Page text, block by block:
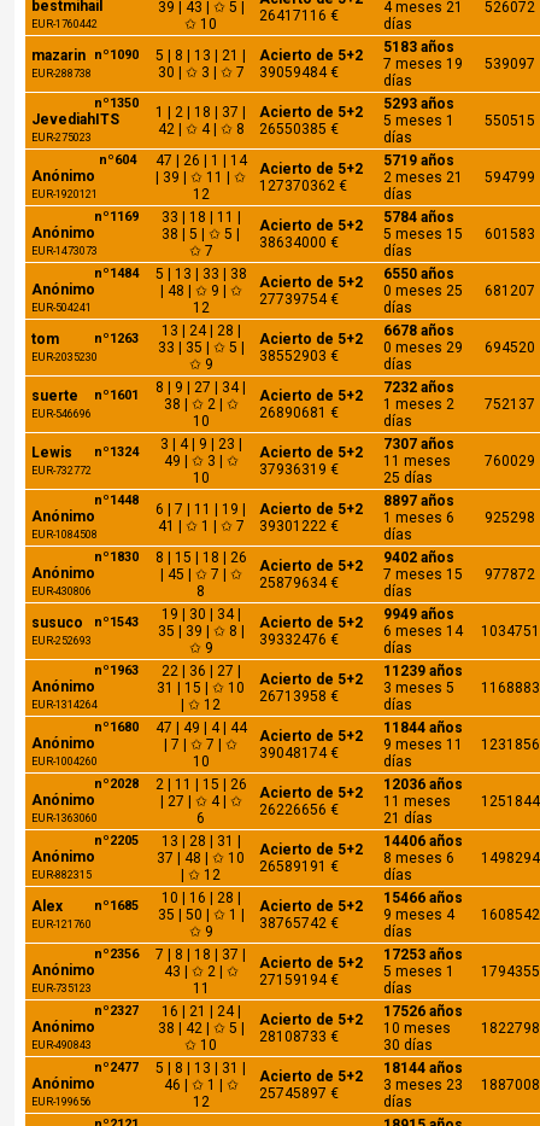
bestmihail
EUR-1760442
39 | 43 | ✩ 5 |
✩ 10
26417116 €
4 meses 21
días
526072
nº1090
mazarin
EUR-288738
5 | 8 | 13 | 21 |
30 | ✩ 3 | ✩ 7
Acierto de 5+2
39059484 €
5183 años
7 meses 19
días
539097
nº1350
JevediahITS
EUR-275023
1 | 2 | 18 | 37 |
42 | ✩ 4 | ✩ 8
Acierto de 5+2
26550385 €
5293 años
5 meses 1
días
550515
nº604
Anónimo
EUR-1920121
47 | 26 | 1 | 14
| 39 | ✩ 11 | ✩
12
Acierto de 5+2
127370362 €
5719 años
2 meses 21
días
594799
nº1169
Anónimo
EUR-1473073
33 | 18 | 11 |
38 | 5 | ✩ 5 |
✩ 7
Acierto de 5+2
38634000 €
5784 años
5 meses 15
días
601583
nº1484
Anónimo
EUR-504241
5 | 13 | 33 | 38
| 48 | ✩ 9 | ✩
12
Acierto de 5+2
27739754 €
6550 años
0 meses 25
días
681207
nº1263
tom
EUR-2035230
13 | 24 | 28 |
33 | 35 | ✩ 5 |
✩ 9
Acierto de 5+2
38552903 €
6678 años
0 meses 29
días
694520
nº1601
suerte
EUR-546696
8 | 9 | 27 | 34 |
38 | ✩ 2 | ✩
10
Acierto de 5+2
26890681 €
7232 años
1 meses 2
días
752137
nº1324
Lewis
EUR-732772
3 | 4 | 9 | 23 |
49 | ✩ 3 | ✩
10
Acierto de 5+2
37936319 €
7307 años
11 meses
25 días
760029
nº1448
Anónimo
EUR-1084508
6 | 7 | 11 | 19 |
41 | ✩ 1 | ✩ 7
Acierto de 5+2
39301222 €
8897 años
1 meses 6
días
925298
nº1830
Anónimo
EUR-430806
8 | 15 | 18 | 26
| 45 | ✩ 7 | ✩
8
Acierto de 5+2
25879634 €
9402 años
7 meses 15
días
977872
nº1543
susuco
EUR-252693
19 | 30 | 34 |
35 | 39 | ✩ 8 |
✩ 9
Acierto de 5+2
39332476 €
9949 años
6 meses 14
días
1034751
nº1963
Anónimo
EUR-1314264
22 | 36 | 27 |
31 | 15 | ✩ 10
| ✩ 12
Acierto de 5+2
26713958 €
11239 años
3 meses 5
días
1168883
nº1680
Anónimo
EUR-1004260
47 | 49 | 4 | 44
| 7 | ✩ 7 | ✩
10
Acierto de 5+2
39048174 €
11844 años
9 meses 11
días
1231856
nº2028
Anónimo
EUR-1363060
2 | 11 | 15 | 26
| 27 | ✩ 4 | ✩
6
Acierto de 5+2
26226656 €
12036 años
11 meses
21 días
1251844
nº2205
Anónimo
EUR-882315
13 | 28 | 31 |
37 | 48 | ✩ 10
| ✩ 12
Acierto de 5+2
26589191 €
14406 años
8 meses 6
días
1498294
nº1685
Alex
EUR-121760
10 | 16 | 28 |
35 | 50 | ✩ 1 |
✩ 9
Acierto de 5+2
38765742 €
15466 años
9 meses 4
días
1608542
nº2356
Anónimo
EUR-735123
7 | 8 | 18 | 37 |
43 | ✩ 2 | ✩
11
Acierto de 5+2
27159194 €
17253 años
5 meses 1
días
1794355
nº2327
Anónimo
EUR-490843
16 | 21 | 24 |
38 | 42 | ✩ 5 |
✩ 10
Acierto de 5+2
28108733 €
17526 años
10 meses
30 días
1822798
nº2477
Anónimo
EUR-199656
5 | 8 | 13 | 31 |
46 | ✩ 1 | ✩
12
Acierto de 5+2
25745897 €
18144 años
3 meses 23
días
1887008